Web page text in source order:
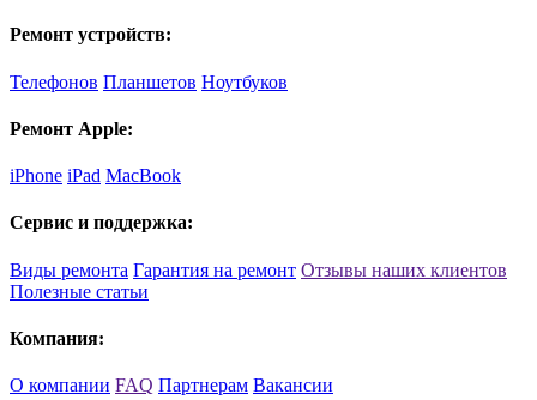
Ремонт устройств:
Телефонов Планшетов Ноутбуков
Ремонт Apple:
iPhone iPad MacBook
Сервис и поддержка:
Виды ремонта Гарантия на ремонт Отзывы наших клиентов
Полезные статьи
Компания:
О компании FAQ Партнерам Вакансии